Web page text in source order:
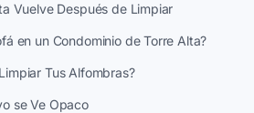
Vuelve Después de Limpiar
en un Condominio de Torre Alta?
Tus Alfombras?
se Ve Opaco